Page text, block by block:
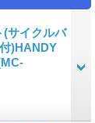
(サイクルバ
)HANDY